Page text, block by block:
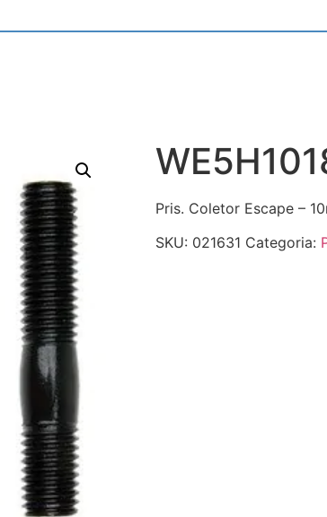
Pris. Coletor Escape –
SKU: 021631 Categoria: